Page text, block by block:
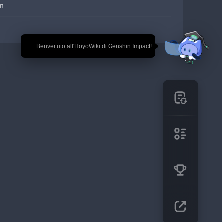
🎉 Benvenuto all'HoyoWiki di Genshin Impact!